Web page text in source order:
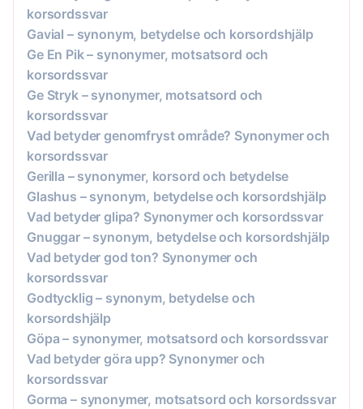
korsordssvar
Gavial – synonym, betydelse och korsordshjälp
Ge En Pik – synonymer, motsatsord och
korsordssvar
Ge Stryk – synonymer, motsatsord och
korsordssvar
Vad betyder genomfryst område? Synonymer och
korsordssvar
Gerilla – synonymer, korsord och betydelse
Glashus – synonym, betydelse och korsordshjälp
Vad betyder glipa? Synonymer och korsordssvar
Gnuggar – synonym, betydelse och korsordshjälp
Vad betyder god ton? Synonymer och
korsordssvar
Godtycklig – synonym, betydelse och
korsordshjälp
Göpa – synonymer, motsatsord och korsordssvar
Vad betyder göra upp? Synonymer och
korsordssvar
Gorma – synonymer, motsatsord och korsordssvar